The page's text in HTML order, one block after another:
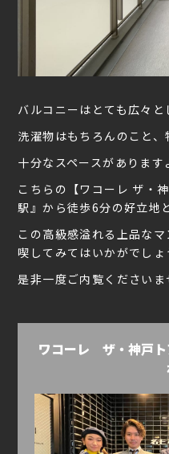
バルコニーはとても広々と
洗濯物はもちろんのこと
十分なスペースがあります
こちらの【ワコーレ ザ・
駅』から徒歩6分の好立地
この高級感溢れる上品な
喫してみてはいかがでしょ
是非一度ご内覧くださいま
ワコーレ ザ・神戸ト